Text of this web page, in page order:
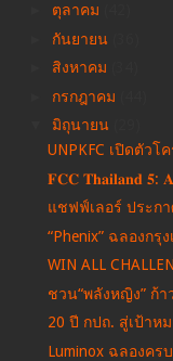
ตุลาคม
กันยายน
สิงหาคม
กรกฎาคม
มิถุนายน
UNPKFC เปิดตัวโ
𝐅𝐂𝐂 𝐓𝐡𝐚𝐢𝐥𝐚𝐧𝐝 𝟓: 𝐀
แชฟฟ์เลอร์ ประก
“Phenix” ฉลองกรุ
WIN ALL
ชวน“พลังหญิง” ก้า
20 ปี กปถ. สู่เป้าห
Luminox ฉลองคร